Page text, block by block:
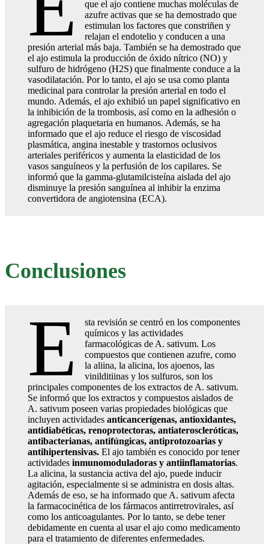
que el ajo contiene muchas moléculas de
azufre activas que se ha demostrado que
estimulan los factores que constriñen y
relajan el endotelio y conducen a una
presión arterial más baja. También se ha demostrado que
el ajo estimula la producción de óxido nítrico (NO) y
sulfuro de hidrógeno (H2S) que finalmente conduce a la
vasodilatación. Por lo tanto, el ajo se usa como planta
medicinal para controlar la presión arterial en todo el
mundo. Además, el ajo exhibió un papel significativo en
la inhibición de la trombosis, así como en la adhesión o
agregación plaquetaria en humanos. Además, se ha
informado que el ajo reduce el riesgo de viscosidad
plasmática, angina inestable y trastornos oclusivos
arteriales periféricos y aumenta la elasticidad de los
vasos sanguíneos y la perfusión de los capilares. Se
informó que la gamma-glutamilcisteína aislada del ajo
disminuye la presión sanguínea al inhibir la enzima
convertidora de angiotensina (ECA).
Conclusiones
E
sta revisión se centró en los componentes
químicos y las actividades
farmacológicas de A. sativum. Los
compuestos que contienen azufre, como
la aliina, la alicina, los ajoenos, las
vinilditiinas y los sulfuros, son los
principales componentes de los extractos de A. sativum.
Se informó que los extractos y compuestos aislados de
A. sativum poseen varias propiedades biológicas que
incluyen actividades anticancerígenas, antioxidantes,
antidiabéticas, renoprotectoras, antiateroscleróticas,
antibacterianas, antifúngicas, antiprotozoarias y
antihipertensivas. El ajo también es conocido por tener
actividades inmunomoduladoras y antiinflamatorias.
La alicina, la sustancia activa del ajo, puede inducir
agitación, especialmente si se administra en dosis altas.
Además de eso, se ha informado que A. sativum afecta
la farmacocinética de los fármacos antirretrovirales, así
como los anticoagulantes. Por lo tanto, se debe tener
debidamente en cuenta al usar el ajo como medicamento
para el tratamiento de diferentes enfermedades.